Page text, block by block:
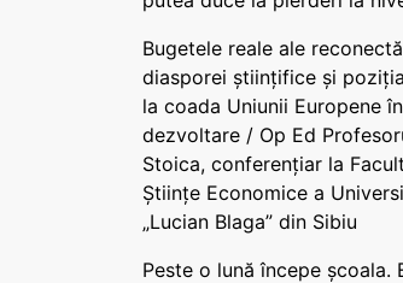
Bugetele reale ale
diasporei științifice și
la coada Uniunii Europene
dezvoltare / Op Ed
Stoica, conferențiar la
Științe Economice a
„Lucian Blaga” din Sibiu
Peste o lună începe școala.